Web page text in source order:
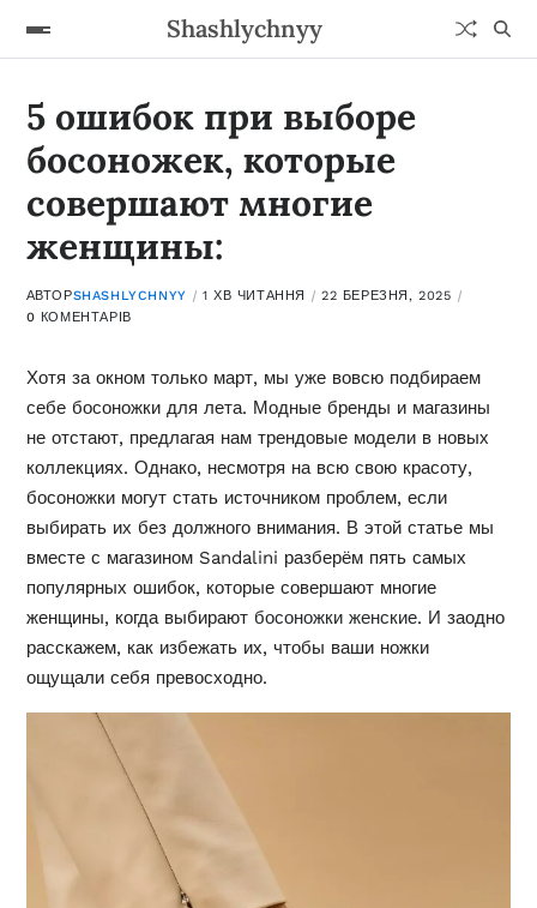
Shashlychnyy
5 ошибок при выборе
босоножек, которые
совершают многие
женщины:
АВТОРSHASHLYCHNYY 1 ХВ ЧИТАННЯ
22 БЕРЕЗНЯ, 2025
0 КОМЕНТАРІВ
Хотя за окном только март, мы уже вовсю подбираем
себе босоножки для лета. Модные бренды и магазины
не отстают, предлагая нам трендовые модели в новых
коллекциях. Однако, несмотря на всю свою красоту,
босоножки могут стать источником проблем, если
выбирать их без должного внимания. В этой статье мы
вместе с магазином Sandalini разберём пять самых
популярных ошибок, которые совершают многие
женщины, когда выбирают босоножки женские. И заодно
расскажем, как избежать их, чтобы ваши ножки
ощущали себя превосходно.